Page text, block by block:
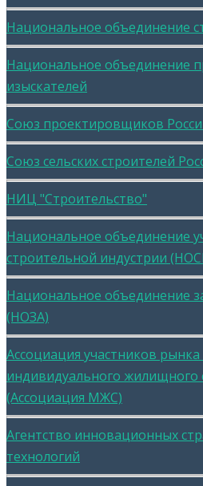
Национальное объединение
Национальное объединение
изыскателей
Союз проектировщиков
Союз сельских строителей
НИЦ "Строительство"
Национальное объединение
строительной индустрии
Национальное объединение
(НОЗА)
Ассоциация участников
индивидуального жилищного
(Ассоциация МЖС)
Агентство инновационных
технологий